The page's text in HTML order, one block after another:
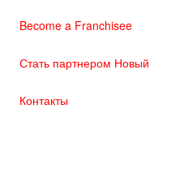
Become a Franchisee
Стать партнером Новый
Контакты